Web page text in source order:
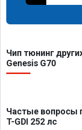
Чип тюнинг
Genesis G70
Частые вопросы
T-GDI 252 лс